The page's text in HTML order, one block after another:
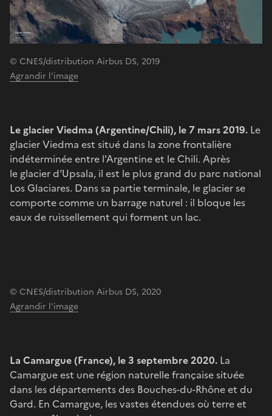
© CNES/distribution Airbus DS, 2019
Agrandir l'image
Le glacier Viedma (Argentine/Chili), le 7 mars 2019. Le
glacier Viedma est situé dans la zone frontalière
indéterminée entre l'Argentine et le Chili. Après
le glacier d‘Upsala, il est le plus grand du parc national
Los Glaciares. Dans sa partie terminale, le glacier se
comporte comme un barrage naturel : il bloque les
eaux de ruissellement qui forment un lac.
© CNES/distribution Airbus DS, 2020
Agrandir l'image
La Camargue (France), le 3 septembre 2020. La
Camargue est une région naturelle française située
dans les départements des Bouches-du-Rhône et du
Gard. En Camargue, les vastes étendues où terre et